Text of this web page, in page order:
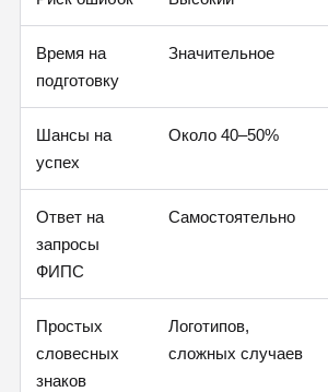
Время на
подготовку
Значительное
Шансы на
успех
Около 40–50%
Ответ на
запросы
ФИПС
Самостоятельно
Простых
словесных
знаков
Логотипов,
сложных случаев